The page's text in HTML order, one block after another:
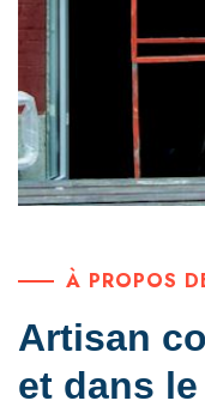
À PROPOS
Artisan
et dans